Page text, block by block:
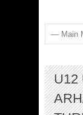
U12